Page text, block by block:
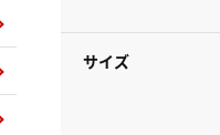
サイズ